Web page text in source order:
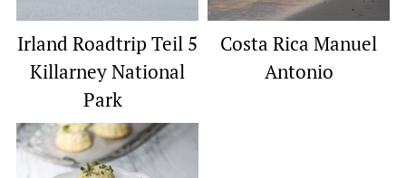
Irland Roadtrip Teil 5
Killarney National
Park
Costa Rica Manuel
Antonio